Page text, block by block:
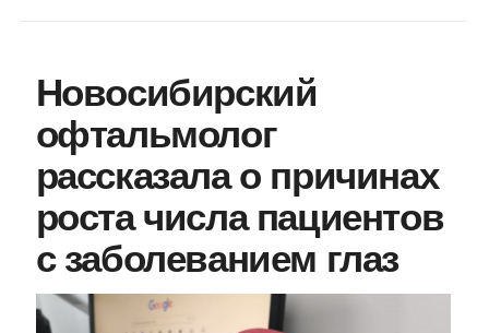
Новосибирский
офтальмолог
рассказала о причинах
роста числа пациентов
с заболеванием глаз